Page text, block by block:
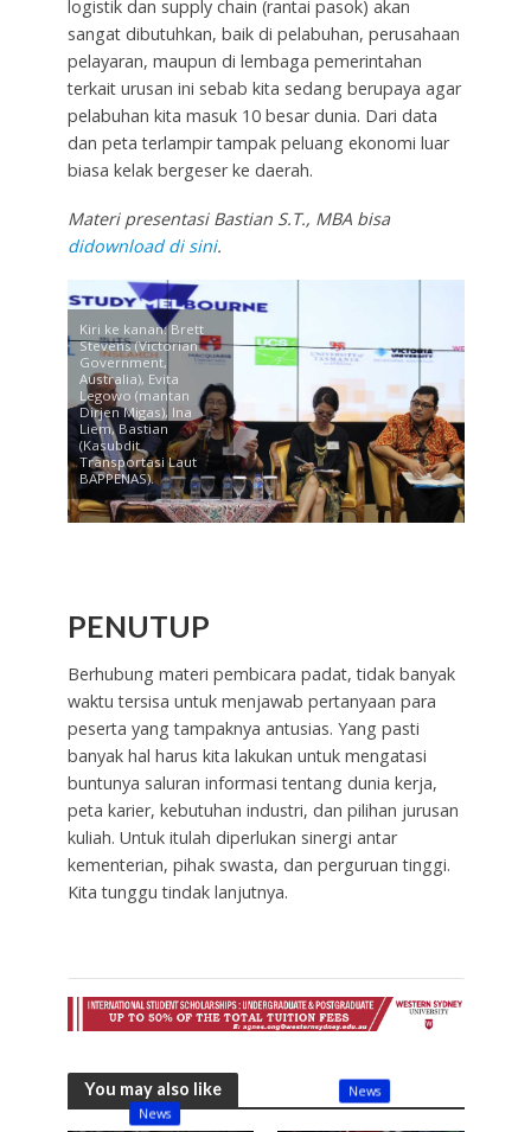
logistik dan supply chain (rantai pasok) akan
sangat dibutuhkan, baik di pelabuhan, perusahaan
pelayaran, maupun di lembaga pemerintahan
terkait urusan ini sebab kita sedang berupaya agar
pelabuhan kita masuk 10 besar dunia. Dari data
dan peta terlampir tampak peluang ekonomi luar
biasa kelak bergeser ke daerah.
Materi presentasi Bastian S.T., MBA bisa
didownload di sini.
Kiri ke kanan: Brett
Stevens (Victorian
Government,
Australia), Evita
Legowo (mantan
Dirjen Migas), Ina
Liem, Bastian
(Kasubdit
Transportasi Laut
BAPPENAS).
PENUTUP
Berhubung materi pembicara padat, tidak banyak
waktu tersisa untuk menjawab pertanyaan para
peserta yang tampaknya antusias. Yang pasti
banyak hal harus kita lakukan untuk mengatasi
buntunya saluran informasi tentang dunia kerja,
peta karier, kebutuhan industri, dan pilihan jurusan
kuliah. Untuk itulah diperlukan sinergi antar
kementerian, pihak swasta, dan perguruan tinggi.
Kita tunggu tindak lanjutnya.
You may also like
News
News